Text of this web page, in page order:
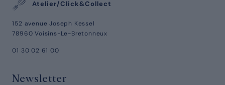
Atelier/Click&Collect
152 avenue Joseph Kessel
78960 Voisins-Le-Bretonneux
01 30 02 61 00
Newsletter